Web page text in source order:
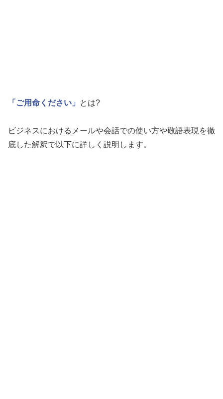
「ご用命ください」 とは?
ビジネスにおけるメールや会話での使い方や敬語表現を徹
底した解釈で以下に詳しく説明します。